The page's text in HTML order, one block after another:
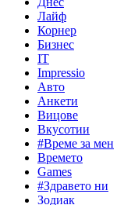
Лайф
Корнер
Бизнес
IT
Impressio
Авто
Анкети
Вицове
Вкусотии
#Време за мен
Времето
Games
#Здравето ни
Зодиак